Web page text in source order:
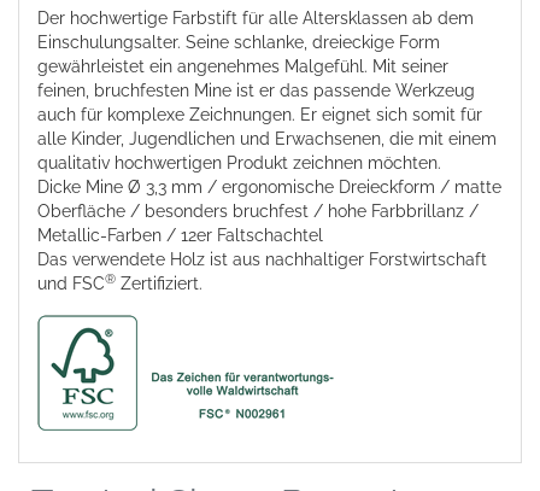
Der hochwertige Farbstift für alle Altersklassen ab dem
Einschulungsalter. Seine schlanke, dreieckige Form
gewährleistet ein angenehmes Malgefühl. Mit seiner
feinen, bruchfesten Mine ist er das passende Werkzeug
auch für komplexe Zeichnungen. Er eignet sich somit für
alle Kinder, Jugendlichen und Erwachsenen, die mit einem
qualitativ hochwertigen Produkt zeichnen möchten.
Dicke Mine Ø 3,3 mm / ergonomische Dreieckform / matte
Oberfläche / besonders bruchfest / hohe Farbbrillanz /
Metallic-Farben / 12er Faltschachtel
Das verwendete Holz ist aus nachhaltiger Forstwirtschaft
und FSC® Zertifiziert.